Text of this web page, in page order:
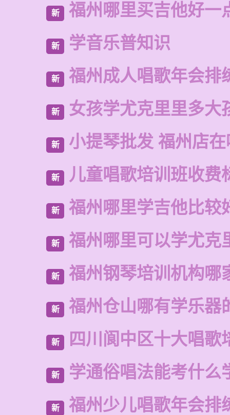
新 福州哪里买吉他好一
新 学音乐普知识
新 福州成人唱歌年会排
新 女孩学尤克里里多大
新 小提琴批发 福州店
新 儿童唱歌培训班收费
新 福州哪里学吉他比较
新 福州哪里可以学尤克
新 福州钢琴培训机构哪
新 福州仓山哪有学乐器
新 四川阆中区十大唱歌
新 学通俗唱法能考什么
新 福州少儿唱歌年会排